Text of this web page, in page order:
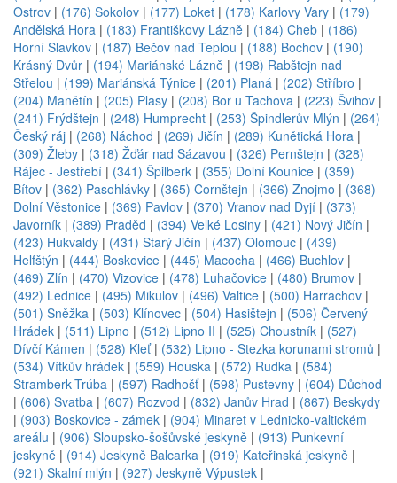
Ostrov | (176) Sokolov | (177) Loket | (178) Karlovy Vary | (179)
Andělská Hora | (183) Františkovy Lázně | (184) Cheb | (186)
Horní Slavkov | (187) Bečov nad Teplou | (188) Bochov | (190)
Krásný Dvůr | (194) Mariánské Lázně | (198) Rabštejn nad
Střelou | (199) Mariánská Týnice | (201) Planá | (202) Stříbro |
(204) Manětín | (205) Plasy | (208) Bor u Tachova | (223) Švihov |
(241) Frýdštejn | (248) Humprecht | (253) Špindlerův Mlýn | (264)
Český ráj | (268) Náchod | (269) Jičín | (289) Kunětická Hora |
(309) Žleby | (318) Žďár nad Sázavou | (326) Pernštejn | (328)
Rájec - Jestřebí | (341) Špilberk | (355) Dolní Kounice | (359)
Bítov | (362) Pasohlávky | (365) Cornštejn | (366) Znojmo | (368)
Dolní Věstonice | (369) Pavlov | (370) Vranov nad Dyjí | (373)
Javorník | (389) Praděd | (394) Velké Losiny | (421) Nový Jičín |
(423) Hukvaldy | (431) Starý Jičín | (437) Olomouc | (439)
Helfštýn | (444) Boskovice | (445) Macocha | (466) Buchlov |
(469) Zlín | (470) Vizovice | (478) Luhačovice | (480) Brumov |
(492) Lednice | (495) Mikulov | (496) Valtice | (500) Harrachov |
(501) Sněžka | (503) Klínovec | (504) Hasištejn | (506) Červený
Hrádek | (511) Lipno | (512) Lipno II | (525) Choustník | (527)
Dívčí Kámen | (528) Kleť| (532) Lipno - Stezka korunami stromů |
(534) Vítkův hrádek | (559) Houska | (572) Rudka | (584)
Štramberk-Trúba | (597) Radhošť| (598) Pustevny | (604) Důchod
| (606) Svatba | (607) Rozvod | (832) Janův Hrad | (867) Beskydy
| (903) Boskovice - zámek | (904) Minaret v Lednicko-valtickém
areálu | (906) Sloupsko-šošůvské jeskyně | (913) Punkevní
jeskyně | (914) Jeskyně Balcarka | (919) Kateřinská jeskyně |
(921) Skalní mlýn | (927) Jeskyně Výpustek |